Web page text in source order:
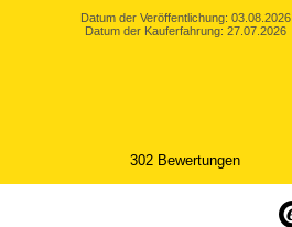
Datum der Veröffentlichung: 03.08.2026
Datum der Kauferfahrung: 27.07.2026
302 Bewertungen